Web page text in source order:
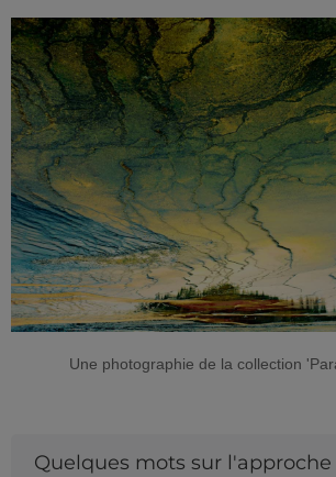
Une photographie de la collection
Quelques mots sur l'approche